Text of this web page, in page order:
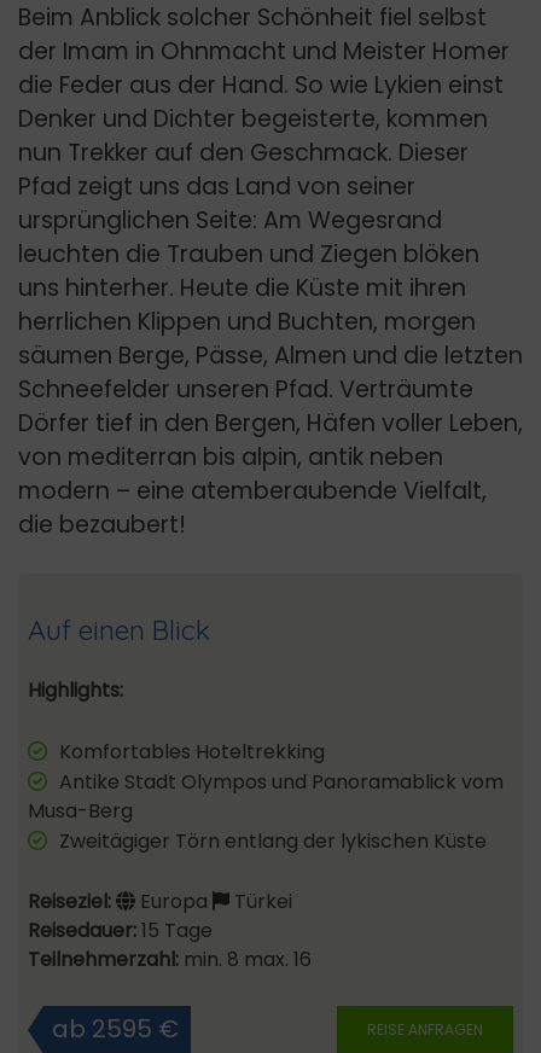
Beim Anblick solcher Schönheit fiel selbst
der Imam in Ohnmacht und Meister Homer
die Feder aus der Hand. So wie Lykien einst
Denker und Dichter begeisterte, kommen
nun Trekker auf den Geschmack. Dieser
Pfad zeigt uns das Land von seiner
ursprünglichen Seite: Am Wegesrand
leuchten die Trauben und Ziegen blöken
uns hinterher. Heute die Küste mit ihren
herrlichen Klippen und Buchten, morgen
säumen Berge, Pässe, Almen und die letzten
Schneefelder unseren Pfad. Verträumte
Dörfer tief in den Bergen, Häfen voller Leben,
von mediterran bis alpin, antik neben
modern – eine atemberaubende Vielfalt,
die bezaubert!
Auf einen Blick
Highlights:
Komfortables Hoteltrekking
Antike Stadt Olympos und Panoramablick vom
Musa-Berg
Zweitägiger Törn entlang der lykischen Küste
Reiseziel: Europa
Türkei
Reisedauer:15 Tage
Teilnehmerzahl: min. 8 max. 16
REISE ANFRAGEN
ab 2595 €